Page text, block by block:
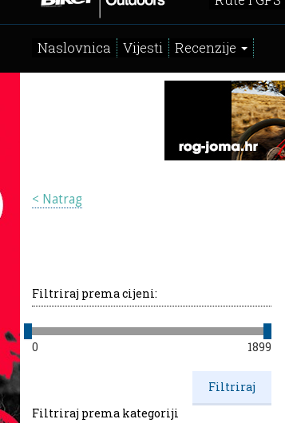
Naslovnica Vijesti Recenzije
< Natrag
Filtriraj prema cijeni:
0 1899
Filtriraj prema kategoriji